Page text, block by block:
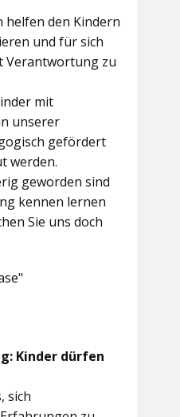
helfen den Kindern
und für sich
Verantwortung zu
mit
unserer
gefördert
werden.
geworden sind
kennen lernen
Sie uns doch
Kinder dürfen
sich